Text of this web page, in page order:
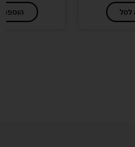
לסל הוספה